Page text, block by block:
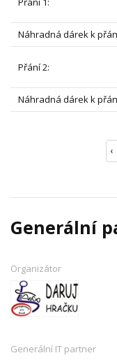
‹
Generální
Organizátor
Generální IT partner